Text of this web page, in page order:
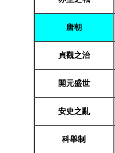
唐朝
貞觀之治
開元盛世
安史之亂
科舉制